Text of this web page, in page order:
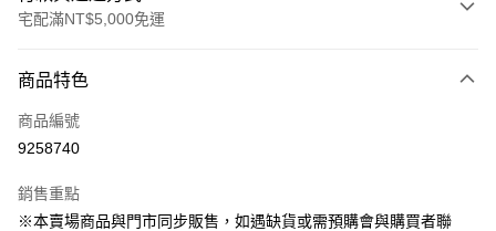
宅配滿NT$5,000免運
信用卡一次付款
LINE Pay
街口支付
商品特色
商品編號
9258740
銷售重點
※本賣場商品與門市同步販售，如遇缺貨或需預購會與購買者聯